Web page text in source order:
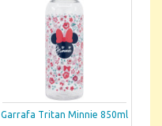
Garrafa Tritan Minnie 850ml